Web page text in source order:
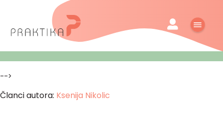
-->
Članci autora: Ksenija Nikolic